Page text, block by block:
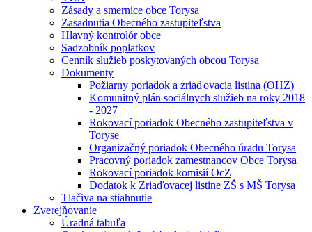
Zásady a smernice obce Torysa
Zasadnutia Obecného zastupiteľstva
Hlavný kontrolór obce
Sadzobník poplatkov
Cenník služieb poskytovaných obcou Torysa
Dokumenty
Požiarny poriadok a zriaďovacia listina (OHZ)
Komunitný plán sociálnych služieb na roky 2018
- 2027
Rokovací poriadok Obecného zastupiteľstva v
Toryse
Organizačný poriadok Obecného úradu Torysa
Pracovný poriadok zamestnancov Obce Torysa
Rokovací poriadok komisií OcZ
Dodatok k Zriaďovacej listine ZŠ s MŠ Torysa
Tlačiva na stiahnutie
Zverejňovanie
Úradná tabuľa